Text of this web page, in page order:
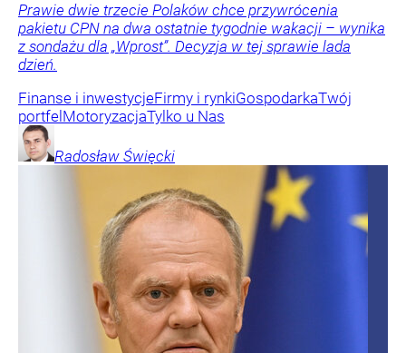
Prawie dwie trzecie Polaków chce przywrócenia
pakietu CPN na dwa ostatnie tygodnie wakacji – wynika
z sondażu dla „Wprost”. Decyzja w tej sprawie lada
dzień.
Finanse i inwestycjeFirmy i rynkiGospodarkaTwój
portfel MotoryzacjaTylko u Nas
Radosław Święcki